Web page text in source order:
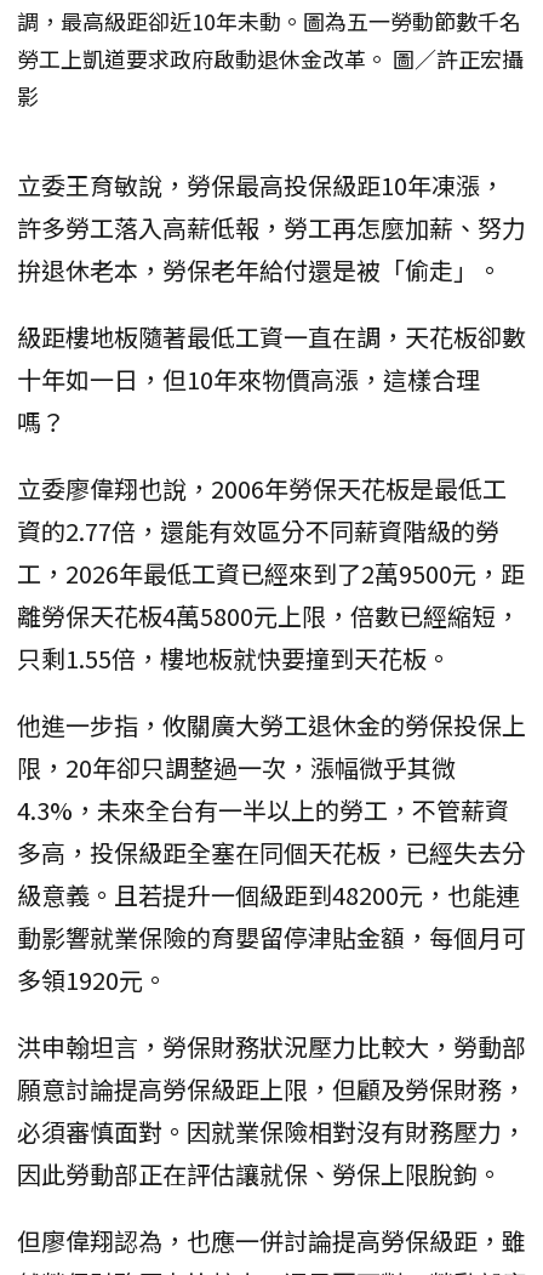
調，最高級距卻近10年未動。圖為五一勞動節數千名
勞工上凱道要求政府啟動退休金改革。 圖／許正宏攝
影
立委王育敏說，勞保最高投保級距10年凍漲，
許多勞工落入高薪低報，勞工再怎麼加薪、努力
拚退休老本，勞保老年給付還是被「偷走」。
級距樓地板隨著最低工資一直在調，天花板卻數
十年如一日，但10年來物價高漲，這樣合理
嗎？
立委廖偉翔也說，2006年勞保天花板是最低工
資的2.77倍，還能有效區分不同薪資階級的勞
工，2026年最低工資已經來到了2萬9500元，距
離勞保天花板4萬5800元上限，倍數已經縮短，
只剩1.55倍，樓地板就快要撞到天花板。
他進一步指，攸關廣大勞工退休金的勞保投保上
限，20年卻只調整過一次，漲幅微乎其微
4.3%，未來全台有一半以上的勞工，不管薪資
多高，投保級距全塞在同個天花板，已經失去分
級意義。且若提升一個級距到48200元，也能連
動影響就業保險的育嬰留停津貼金額，每個月可
多領1920元。
洪申翰坦言，勞保財務狀況壓力比較大，勞動部
願意討論提高勞保級距上限，但顧及勞保財務，
必須審慎面對。因就業保險相對沒有財務壓力，
因此勞動部正在評估讓就保、勞保上限脫鉤。
但廖偉翔認為，也應一併討論提高勞保級距，雖